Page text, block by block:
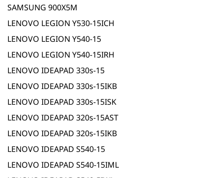
SAMSUNG 900X5M
LENOVO LEGION Y530-15ICH
LENOVO LEGION Y540-15
LENOVO LEGION Y540-15IRH
LENOVO IDEAPAD 330s-15
LENOVO IDEAPAD 330s-15IKB
LENOVO IDEAPAD 330s-15ISK
LENOVO IDEAPAD 320s-15AST
LENOVO IDEAPAD 320s-15IKB
LENOVO IDEAPAD S540-15
LENOVO IDEAPAD S540-15IML